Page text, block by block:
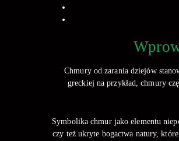
Chmury od zarania dziejów
greckiej na przykład, chmury
Symbolika chmur jako elementu
czy też ukryte bogactwa natury,